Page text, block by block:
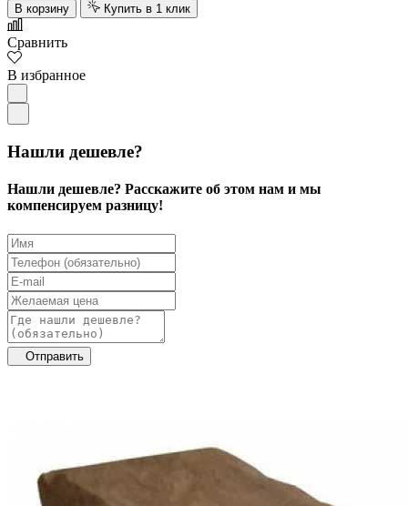
В корзину Купить в 1 клик
Сравнить
В избранное
Нашли дешевле?
Нашли дешевле? Расскажите об этом нам и мы
компенсируем разницу!
Отправить